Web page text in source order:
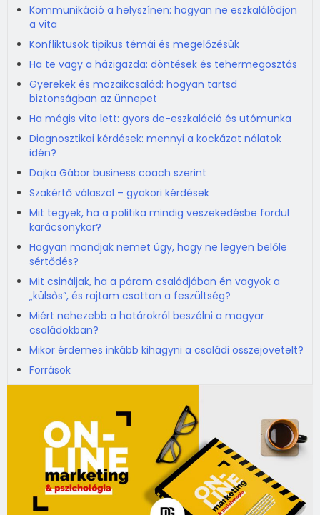
Kommunikáció a helyszínen: hogyan ne eszkalálódjon
a vita
Konfliktusok tipikus témái és megelőzésük
Ha te vagy a házigazda: döntések és tehermegosztás
Gyerekek és mozaikcsalád: hogyan tartsd
biztonságban az ünnepet
Ha mégis vita lett: gyors de-eszkaláció és utómunka
Diagnosztikai kérdések: mennyi a kockázat nálatok
idén?
Dajka Gábor business coach szerint
Szakértő válaszol – gyakori kérdések
Mit tegyek, ha a politika mindig veszekedésbe fordul
karácsonykor?
Hogyan mondjak nemet úgy, hogy ne legyen belőle
sértődés?
Mit csináljak, ha a párom családjában én vagyok a
„külsős”, és rajtam csattan a feszültség?
Miért nehezebb a határokról beszélni a magyar
családokban?
Mikor érdemes inkább kihagyni a családi összejövetelt?
Források